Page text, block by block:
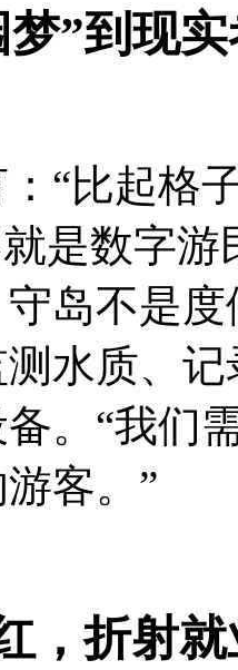
”到现
“比起格
是数字
岛不是
水质、
。“我们
客。”
，折射